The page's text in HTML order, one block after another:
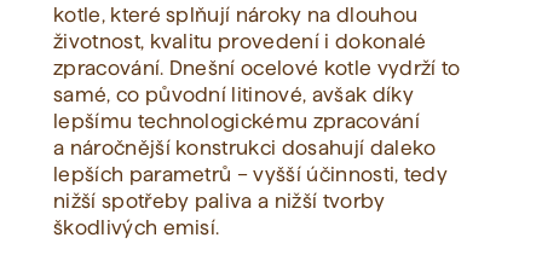
kotle, které splňují nároky na dlouhou
životnost, kvalitu provedení i dokonalé
zpracování. Dnešní ocelové kotle vydrží to
samé, co původní litinové, avšak díky
lepšímu technologickému zpracování
a náročnější konstrukci dosahují daleko
lepších parametrů – vyšší účinnosti, tedy
nižší spotřeby paliva a nižší tvorby
škodlivých emisí.